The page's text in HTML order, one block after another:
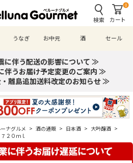
検索
0
カート
うなぎ お中元 酒 セール
に伴う配送の影響について ≫
伴うお届け予定変更のご案内 ≫
離島追加送料改定のお知らせ ≫
ナグルメ > 酒の通販 > 日本酒 > 大吟醸酒 >
２０ｍｌ